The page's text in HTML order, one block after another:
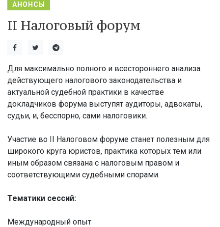
АНОНСЫ
ІІ Налоговый форум
Для максимально полного и всестороннего анализа
действующего налогового законодательства и
актуальной судебной практики в качестве
докладчиков форума выступят аудиторы, адвокаты,
судьи, и, бесспорно, сами налоговики.
Участие во II Налоговом форуме станет полезным для
широкого круга юристов, практика которых тем или
иным образом связана с налоговым правом и
соответствующими судебными спорами.
Тематики сессий:
Международный опыт